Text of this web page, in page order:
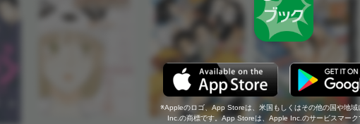
Appleのロゴ、App Storeは、米国もしくはその他の国や地域
Inc.の商標です。App Storeは、Apple Inc.のサービスマーク